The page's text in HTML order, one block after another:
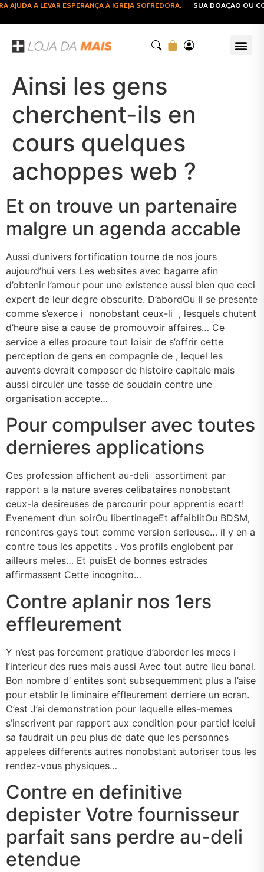
A LEVAR ESPERANÇA À IGREJA SOFREDORA. SUA DOAÇÃO OU
Ainsi les gens
cherchent-ils en
cours quelques
achoppes web ?
Et on trouve un partenaire
malgre un agenda accable
Aussi d’univers fortification tourne de nos jours
aujourd’hui vers Les websites avec bagarre afin
d’obtenir l’amour pour une existence aussi bien que ceci
expert de leur degre obscurite. D’abordOu Il se presente
comme s’exerce i nonobstant ceux-li , lesquels chutent
d’heure aise a cause de promouvoir affaires… Ce
service a elles procure tout loisir de s’offrir cette
perception de gens en compagnie de , lequel les
auvents devrait composer de histoire capitale mais
aussi circuler une tasse de soudain contre une
organisation accepte…
Pour compulser avec toutes
dernieres applications
Ces profession affichent au-deli assortiment par
rapport a la nature averes celibataires nonobstant
ceux-la desireuses de parcourir pour apprentis ecart!
Evenement d’un soirOu libertinageEt affaiblitOu BDSM,
rencontres gays tout comme version serieuse… il y en a
contre tous les appetits . Vos profils englobent par
ailleurs meles… Et puisEt de bonnes estrades
affirmassent Cette incognito…
Contre aplanir nos 1ers
effleurement
Y n’est pas forcement pratique d’aborder les mecs i
l’interieur des rues mais aussi Avec tout autre lieu banal.
Bon nombre d’ entites sont subsequemment plus a l’aise
pour etablir le liminaire effleurement derriere un ecran.
C’est J’ai demonstration pour laquelle elles-memes
s’inscrivent par rapport aux condition pour partie! Icelui
sa faudrait un peu plus de date que les personnes
appelees differents autres nonobstant autoriser tous les
rendez-vous physiques…
Contre en definitive
depister Votre fournisseur
parfait sans perdre au-deli
etendue